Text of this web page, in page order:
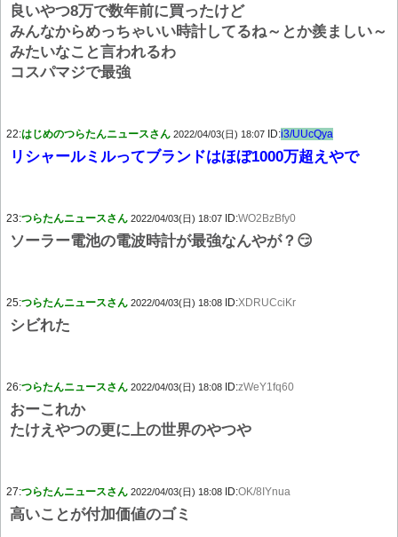
良いやつ8万で数年前に買ったけど
みんなからめっちゃいい時計してるね～とか羨ましい～
みたいなこと言われるわ
コスパマジで最強
22:はじめのつらたんニュースさん 2022/04/03(日) 18:07 ID:i3/UUcQya
リシャールミルってブランドはほぼ1000万超えやで
23:つらたんニュースさん 2022/04/03(日) 18:07 ID:WO2BzBfy0
ソーラー電池の電波時計が最強なんやが？😏
25:つらたんニュースさん 2022/04/03(日) 18:08 ID:XDRUCciKr
シビれた
26:つらたんニュースさん 2022/04/03(日) 18:08 ID:zWeY1fq60
おーこれか
たけえやつの更に上の世界のやつや
27:つらたんニュースさん 2022/04/03(日) 18:08 ID:OK/8IYnua
高いことが付加価値のゴミ